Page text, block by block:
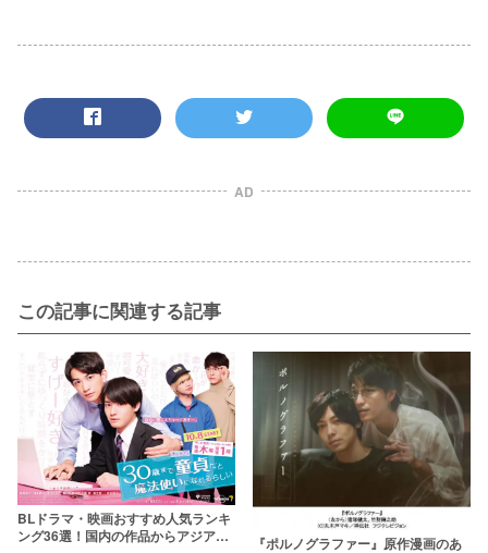
AD
この記事に関連する記事
BLドラマ・映画おすすめ人気ランキ
ング36選！国内の作品からアジアBL
『ポルノグラファー』原作漫画のあ